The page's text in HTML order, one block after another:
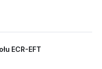
ECR-EFT